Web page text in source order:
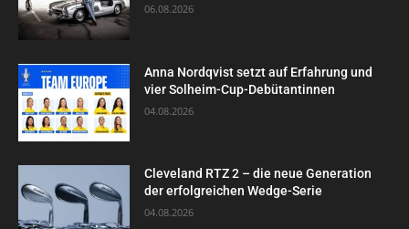
06.08.2026
Anna Nordqvist setzt auf Erfahrung und
vier Solheim-Cup-Debütantinnen
04.08.2026
Cleveland RTZ 2 – die neue Generation
der erfolgreichen Wedge-Serie
04.08.2026